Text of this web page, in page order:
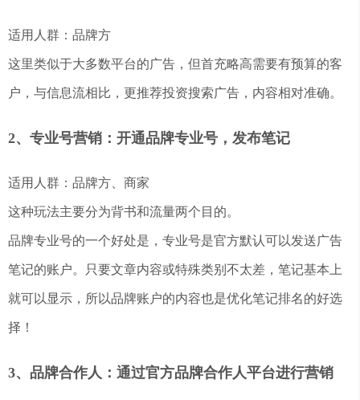
适用人群：品牌方
这里类似于大多数平台的广告，但首充略高需要有预算的客
户，与信息流相比，更推荐投资搜索广告，内容相对准确。
2、专业号营销：开通品牌专业号，发布笔记
适用人群：品牌方、商家
这种玩法主要分为背书和流量两个目的。
品牌专业号的一个好处是，专业号是官方默认可以发送广告
笔记的账户。只要文章内容或特殊类别不太差，笔记基本上
就可以显示，所以品牌账户的内容也是优化笔记排名的好选
择！
3、品牌合作人：通过官方品牌合作人平台进行营销